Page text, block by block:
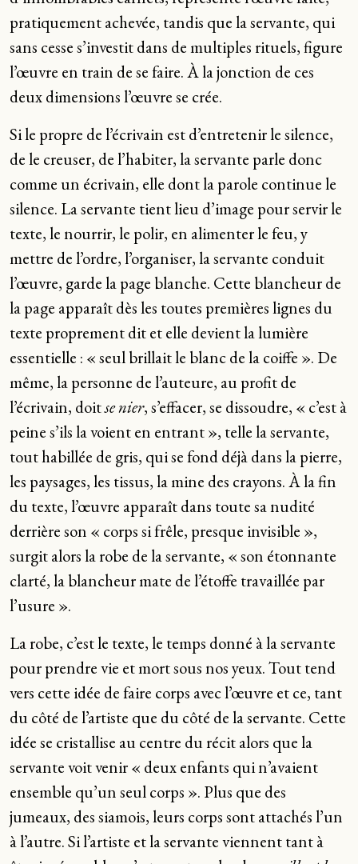
pratiquement achevée, tandis que la servante, qui
sans cesse s’investit dans de multiples rituels, figure
l’œuvre en train de se faire. À la jonction de ces
deux dimensions l’œuvre se crée.
Si le propre de l’écrivain est d’entretenir le silence,
de le creuser, de l’habiter, la servante parle donc
comme un écrivain, elle dont la parole continue le
silence. La servante tient lieu d’image pour servir le
texte, le nourrir, le polir, en alimenter le feu, y
mettre de l’ordre, l’organiser, la servante conduit
l’œuvre, garde la page blanche. Cette blancheur de
la page apparaît dès les toutes premières lignes du
texte proprement dit et elle devient la lumière
essentielle : « seul brillait le blanc de la coiffe ». De
même, la personne de l’auteure, au profit de
l’écrivain, doitse nier, s’effacer, se dissoudre, « c’est à
peine s’ils la voient en entrant », telle la servante,
tout habillée de gris, qui se fond déjà dans la pierre,
les paysages, les tissus, la mine des crayons. À la fin
du texte, l’œuvre apparaît dans toute sa nudité
derrière son « corps si frêle, presque invisible »,
surgit alors la robe de la servante, « son étonnante
clarté, la blancheur mate de l’étoffe travaillée par
l’usure ».
La robe, c’est le texte, le temps donné à la servante
pour prendre vie et mort sous nos yeux. Tout tend
vers cette idée de faire corps avec l’œuvre et ce, tant
du côté de l’artiste que du côté de la servante. Cette
idée se cristallise au centre du récit alors que la
servante voit venir « deux enfants qui n’avaient
ensemble qu’un seul corps ». Plus que des
jumeaux, des siamois, leurs corps sont attachés l’un
à l’autre. Si l’artiste et la servante viennent tant à